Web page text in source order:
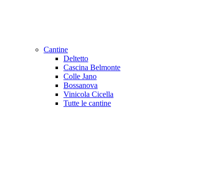
Cantine
Deltetto
Cascina Belmonte
Colle Jano
Bossanova
Vinicola Cicella
Tutte le cantine